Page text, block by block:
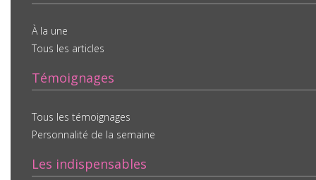
À la une
Tous les articles
Témoignages
Tous les témoignages
Personnalité de la semaine
Les indispensables